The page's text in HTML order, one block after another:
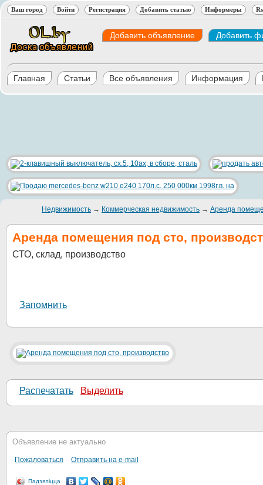
Ваш город Войти Регистрация Добавить статью Информеры
Добавить объявление Добавить
Главная Статьи Все объявления Информация
Недвижимость → Коммерческая недвижимость → Аренда
Аренда помещения под сто,
СТО, склад, производство
Запомнить
Распечатать Выделить
Объявление не актуально
Пожаловаться Отправить на e-mail
Падзяліцца